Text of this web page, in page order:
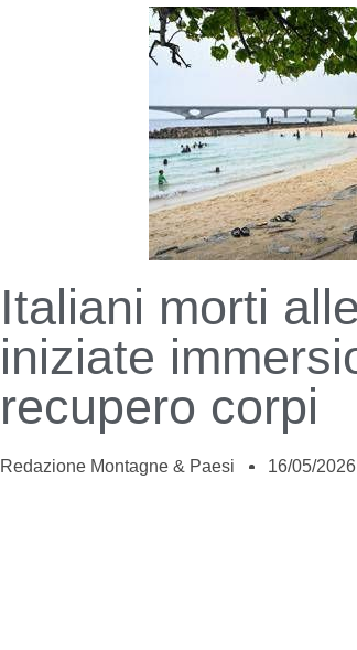
Italiani morti
iniziate
recupero corpi
Redazione Montagne & Paesi 16/05/2026